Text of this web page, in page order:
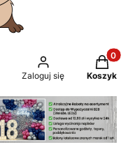
wyszukiwarkę
Zaloguj się Koszyk